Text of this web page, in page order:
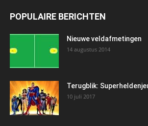
POPULAIRE BERICHTEN
Nieuwe veldafmetingen
14 augustus 2014
Terugblik:
10 juli 2017